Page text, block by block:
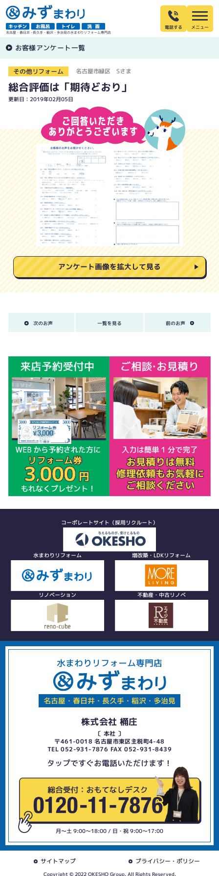
名古屋・春日井・長久手・稲沢・多治見の水まわりリフォーム専門店
電話する
お客様アンケート一覧
その他リフォーム 名古屋市緑区 Sさま
総合評価は「期待どおり」
更新日：2019年02月05日
アンケート画像を拡大して見る
次のお声 一覧を見る 前のお声
コーポレートサイト（採用リクルート）
水まわりリフォーム 増改築・LDKリフォーム
リノベーション 不動産・中古リノベ
水まわりリフォーム専門店
名古屋・春日井・長久手・稲沢・多治見
株式会社 桶庄
〔 本社 〕
〒461-0018 名古屋市東区主税町4-48
TEL 052-931-7876 FAX 052-931-8439
タップですぐお電話いただけます！
月〜土 9:00〜18:00 / 日・祝 9:00〜17:00
サイトマップ プライバシー・ポリシー
Copyright © 2022 OKESHO Group. All Rights Reserved.